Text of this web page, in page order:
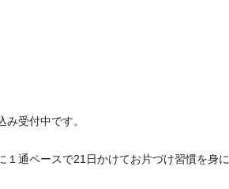
み受付中です。
１通ペースで21日かけてお片づけ習慣を身に